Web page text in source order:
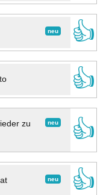
neu
👍
👍
neu
zu
👍
neu
👍